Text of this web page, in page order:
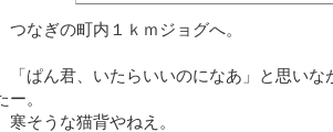
つなぎの町内１ｋｍジョグへ。
「ぱん君、いたらいいのになあ」と思いな
ー。
寒そうな猫背やねえ。